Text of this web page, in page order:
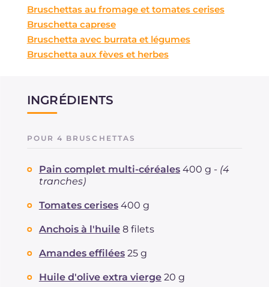
Bruschettas au fromage et tomates cerises
Bruschetta caprese
Bruschetta avec burrata et légumes
Bruschetta aux fèves et herbes
INGRÉDIENTS
POUR 4 BRUSCHETTAS
Pain complet multi-céréales 400 g - (4
tranches)
Tomates cerises 400 g
Anchois à l'huile 8 filets
Amandes effilées 25 g
Huile d'olive extra vierge 20 g